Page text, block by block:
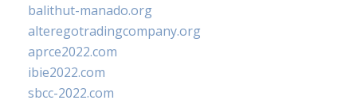
balithut-manado.org
alteregotradingcompany.org
aprce2022.com
ibie2022.com
sbcc-2022.com